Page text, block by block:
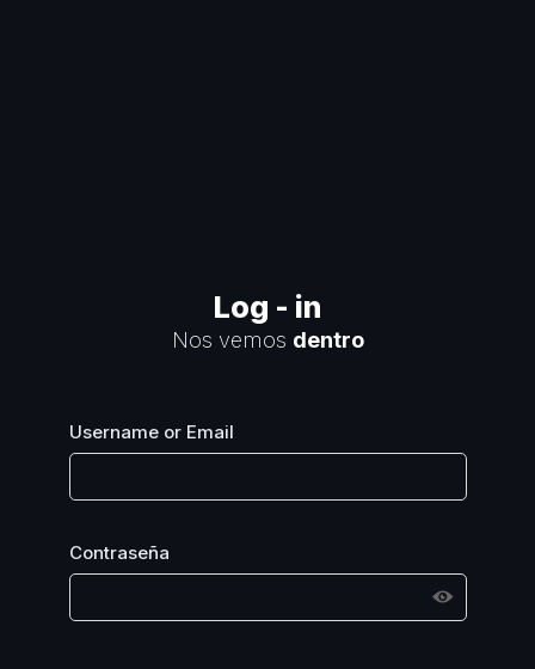
Log - in
Nos vemos dentro
Username or Email
Contraseña